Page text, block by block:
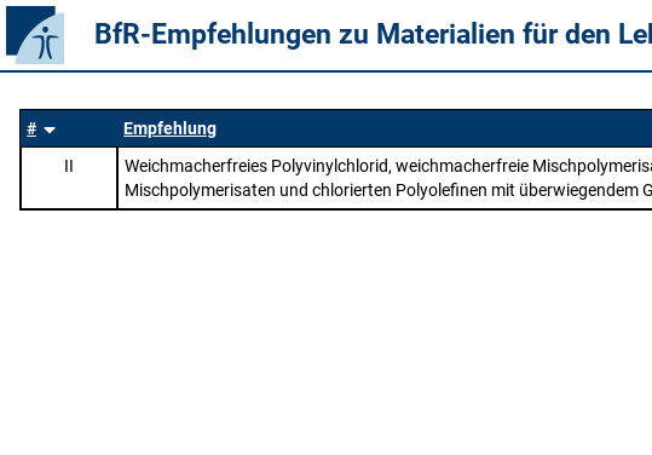
BfR-Empfehlungen zu Materialien für den
#
Empfehlung
II
Weichmacherfreies Polyvinylchlorid, weichmacherfreie
Mischpolymerisaten und chlorierten Polyolefinen mit überwiegendem